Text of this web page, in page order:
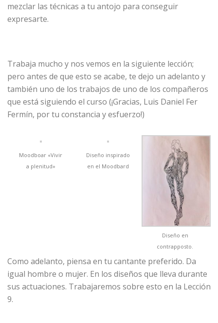
mezclar las técnicas a tu antojo para conseguir
expresarte.
Trabaja mucho y nos vemos en la siguiente lección;
pero antes de que esto se acabe, te dejo un adelanto y
también uno de los trabajos de uno de los compañeros
que está siguiendo el curso (¡Gracias, Luis Daniel Fer
Fermín, por tu constancia y esfuerzo!)
Moodboar «Vivir
a plenitud»
Diseño inspirado
en el Moodbard
Diseño en
contrapposto.
Como adelanto, piensa en tu cantante preferido. Da
igual hombre o mujer. En los diseños que lleva durante
sus actuaciones. Trabajaremos sobre esto en la Lección
9.